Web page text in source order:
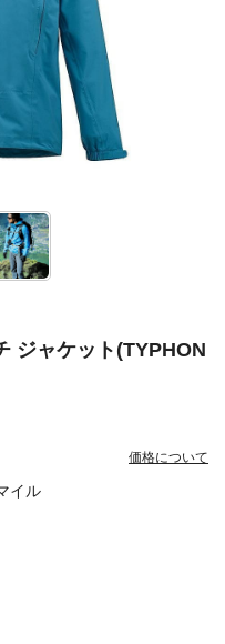
イル
ジャケット(TYPHON
価格について